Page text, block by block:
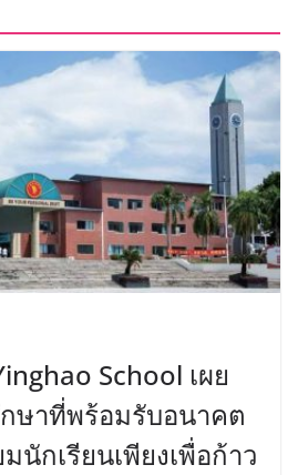
School เผย
ษาที่พร้อมรับอนาคต
มนักเรียนเพียงเพื่อก้าว